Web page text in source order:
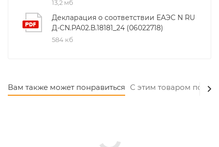
13,2 мб
Декларация о соответствии ЕАЭС N RU
Д-CN.РА02.В.18181_24 (06022718)
584 кб
Вам также может понравиться С этим товаром